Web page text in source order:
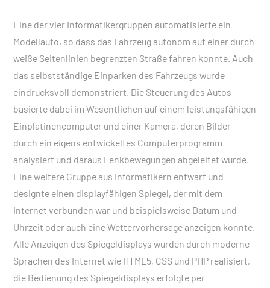
Eine der vier Informatikergruppen automatisierte ein
Modellauto, so dass das Fahrzeug autonom auf einer durch
weiße Seitenlinien begrenzten Straße fahren konnte. Auch
das selbstständige Einparken des Fahrzeugs wurde
eindrucksvoll demonstriert. Die Steuerung des Autos
basierte dabei im Wesentlichen auf einem leistungsfähigen
Einplatinencomputer und einer Kamera, deren Bilder
durch ein eigens entwickeltes Computerprogramm
analysiert und daraus Lenkbewegungen abgeleitet wurde.
Eine weitere Gruppe aus Informatikern entwarf und
designte einen displayfähigen Spiegel, der mit dem
Internet verbunden war und beispielsweise Datum und
Uhrzeit oder auch eine Wettervorhersage anzeigen konnte.
Alle Anzeigen des Spiegeldisplays wurden durch moderne
Sprachen des Internet wie HTML5, CSS und PHP realisiert,
die Bedienung des Spiegeldisplays erfolgte per